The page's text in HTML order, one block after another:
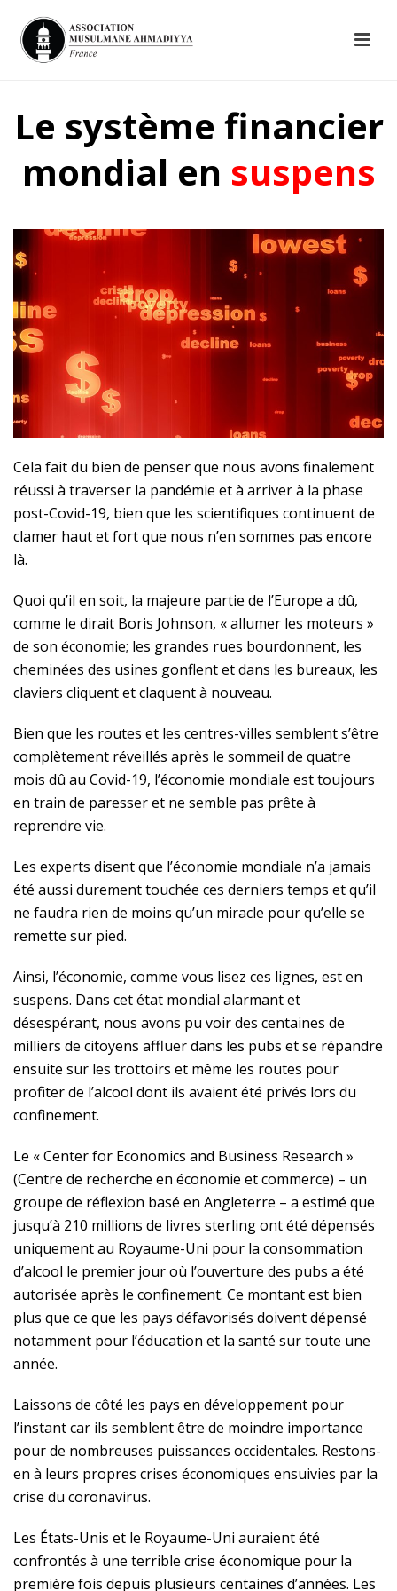
Le système financier
mondial en suspens
Cela fait du bien de penser que nous avons finalement
réussi à traverser la pandémie et à arriver à la phase
post-Covid-19, bien que les scientifiques continuent de
clamer haut et fort que nous n’en sommes pas encore
là.
Quoi qu’il en soit, la majeure partie de l’Europe a dû,
comme le dirait Boris Johnson, « allumer les moteurs »
de son économie; les grandes rues bourdonnent, les
cheminées des usines gonflent et dans les bureaux, les
claviers cliquent et claquent à nouveau.
Bien que les routes et les centres-villes semblent s’être
complètement réveillés après le sommeil de quatre
mois dû au Covid-19, l’économie mondiale est toujours
en train de paresser et ne semble pas prête à
reprendre vie.
Les experts disent que l’économie mondiale n’a jamais
été aussi durement touchée ces derniers temps et qu’il
ne faudra rien de moins qu’un miracle pour qu’elle se
remette sur pied.
Ainsi, l’économie, comme vous lisez ces lignes, est en
suspens. Dans cet état mondial alarmant et
désespérant, nous avons pu voir des centaines de
milliers de citoyens affluer dans les pubs et se répandre
ensuite sur les trottoirs et même les routes pour
profiter de l’alcool dont ils avaient été privés lors du
confinement.
Le « Center for Economics and Business Research »
(Centre de recherche en économie et commerce) – un
groupe de réflexion basé en Angleterre – a estimé que
jusqu’à 210 millions de livres sterling ont été dépensés
uniquement au Royaume-Uni pour la consommation
d’alcool le premier jour où l’ouverture des pubs a été
autorisée après le confinement. Ce montant est bien
plus que ce que les pays défavorisés doivent dépensé
notamment pour l’éducation et la santé sur toute une
année.
Laissons de côté les pays en développement pour
l’instant car ils semblent être de moindre importance
pour de nombreuses puissances occidentales. Restons-
en à leurs propres crises économiques ensuivies par la
crise du coronavirus.
Les États-Unis et le Royaume-Uni auraient été
confrontés à une terrible crise économique pour la
première fois depuis plusieurs centaines d’années. Les